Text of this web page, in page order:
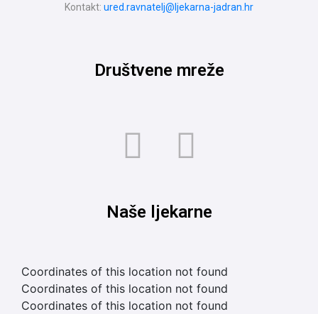
Kontakt: ured.ravnatelj@ljekarna-jadran.hr
Društvene mreže
Naše ljekarne
Coordinates of this location not found
Coordinates of this location not found
Coordinates of this location not found